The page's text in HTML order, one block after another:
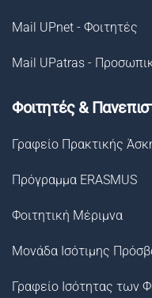
Mail UPnet - Φοιτητές
Mail UPatras -
Φοιτητές &
Γραφείο Πρακτικής
Πρόγραμμα ERASMUS
Φοιτητική Μέριμνα
Μονάδα Ισότιμης
Γραφείο Ισότητας των